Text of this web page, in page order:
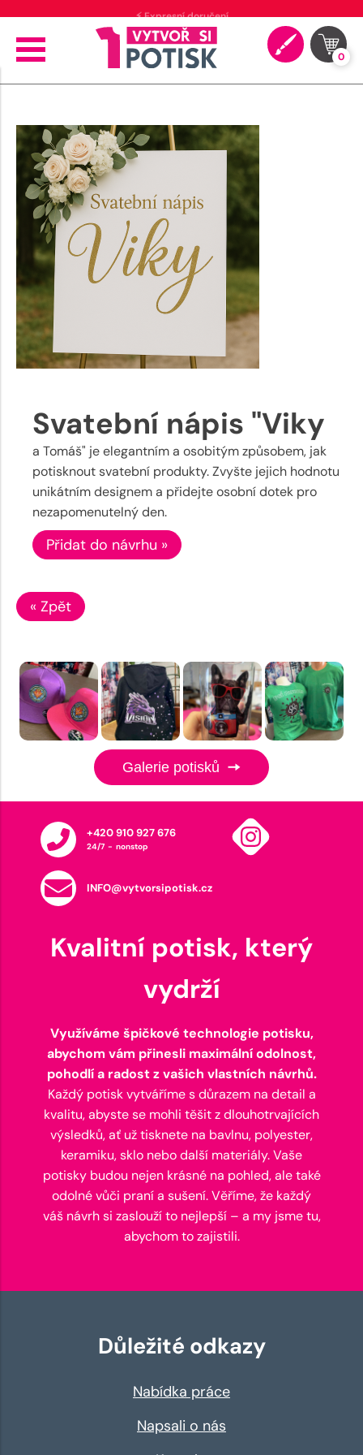
0
Svatební nápis "Viky
a Tomáš" je elegantním a osobitým způsobem, jak
potisknout svatební produkty. Zvyšte jejich hodnotu
unikátním designem a přidejte osobní dotek pro
nezapomenutelný den.
Přidat do návrhu »
« Zpět
Galerie potisků
+420 910 927 676
24/7 - nonstop
INFO@vytvorsipotisk.cz
Kvalitní potisk, který
vydrží
Využíváme špičkové technologie potisku,
abychom vám přinesli maximální odolnost,
pohodlí a radost z vašich vlastních návrhů.
Každý potisk vytváříme s důrazem na detail a
kvalitu, abyste se mohli těšit z dlouhotrvajících
výsledků, ať už tisknete na bavlnu, polyester,
keramiku, sklo nebo další materiály. Vaše
potisky budou nejen krásné na pohled, ale také
odolné vůči praní a sušení. Věříme, že každý
váš návrh si zaslouží to nejlepší – a my jsme tu,
abychom to zajistili.
Důležité odkazy
Nabídka práce
Napsali o nás